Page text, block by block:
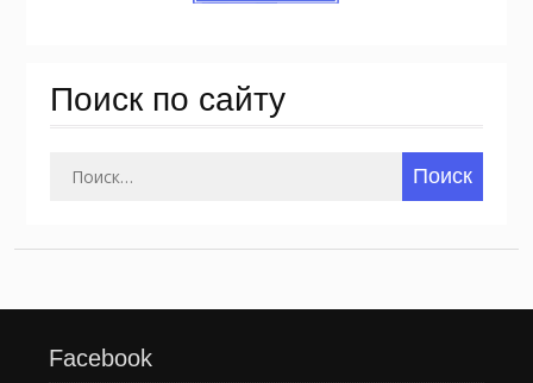
Поиск по сайту
Facebook